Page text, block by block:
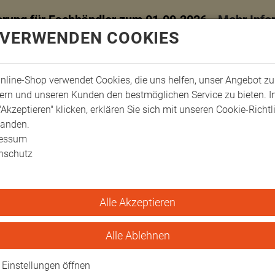
für Fachhändler zum 01.09.2026 -Mehr
Bänder & Polster Klettband zur Fixierung der Stack-Schiene
der Stack-Schiene
COOKIES
Shop verwendet Cookies, die uns helfen, unser Angebot zu
und unseren Kunden den bestmöglichen Service zu bieten.
klicken, erklären Sie sich mit unseren Cookie-
Alle Akzeptieren
Alle Ablehnen
Einstellungen öffnen